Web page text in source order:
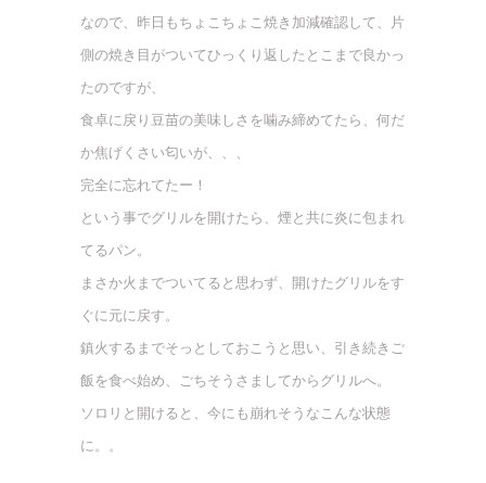
なので、昨日もちょこちょこ焼き加減確認して、片
側の焼き目がついてひっくり返したとこまで良かっ
たのですが、
食卓に戻り豆苗の美味しさを噛み締めてたら、何だ
か焦げくさい匂いが、、、
完全に忘れてたー！
という事でグリルを開けたら、煙と共に炎に包まれ
てるパン。
まさか火までついてると思わず、開けたグリルをす
ぐに元に戻す。
鎮火するまでそっとしておこうと思い、引き続きご
飯を食べ始め、ごちそうさましてからグリルへ。
ソロリと開けると、今にも崩れそうなこんな状態
に。。